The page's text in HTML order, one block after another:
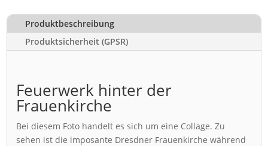
Produktbeschreibung
Produktsicherheit (GPSR)
Feuerwerk hinter der
Frauenkirche
Bei diesem Foto handelt es sich um eine Collage. Zu
sehen ist die imposante Dresdner Frauenkirche während